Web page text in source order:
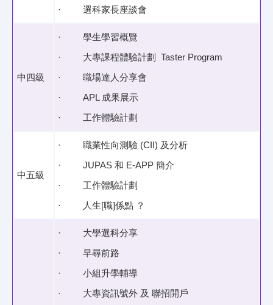
· 選科家長座談會
中四級
· 學生學習概覽
· 大專課程體驗計劃 Taster Program
· 職場達人分享會
· APL 成果展示
· 工作體驗計劃
中五級
· 職業性向測驗 (CII) 及分析
· JUPAS 和 E-APP 簡介
· 工作體驗計劃
· 人生[職]係點 ？
· 大學選科分享
· 早尋前路
· 小組升學輔導
· 大專資訊號外 及 聯招開戶